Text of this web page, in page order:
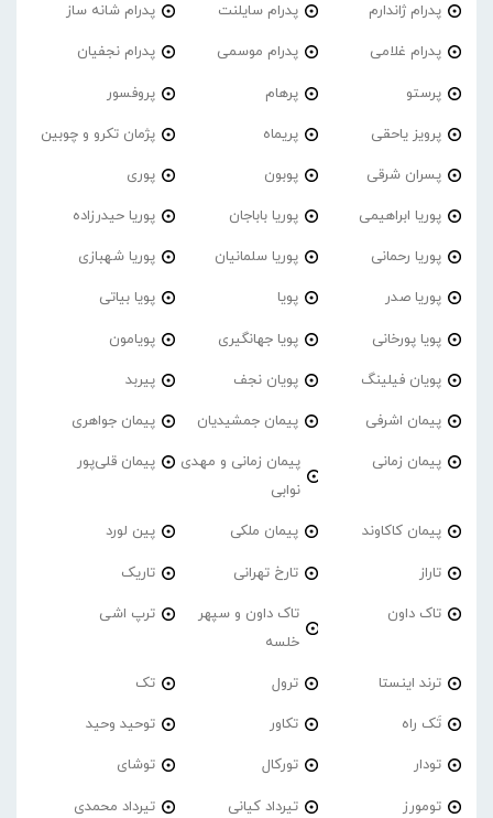
پدرام ژاندارم پدرام‌ سایلنت پدرام شانه ساز
پدرام غلامی پدرام موسمی پدرام نجفیان
پرستو پرهام پروفسور
پرویز یاحقی پریماه پژمان تکرو و چوبین
پسران شرقی پوبون پوری
پوریا ابراهیمی پوریا باباجان پوریا حیدرزاده
پوریا رحمانی پوریا سلمانیان پوریا شهبازی
پوریا صدر پویا پویا بیاتی
پویا پورخانی پویا جهانگیری پویامون
پویان فیلینگ پویان نجف پیربد
پیمان اشرفی پیمان جمشیدیان پیمان جواهری
پیمان زمانی
پیمان زمانی و مهدی
نوابی
پیمان قلی‌پور
پیمان کاکاوند پیمان ملکی پین لورد
تاراز تارخ تهرانی تاریک
تاک داون
تاک داون و سپهر
خلسه
ترپ اشی
ترند اینستا ترول تک
تَک راه تکاور توحید وحید
تودار تورکال توشای
تومورز تیرداد کیانی تیرداد محمدی